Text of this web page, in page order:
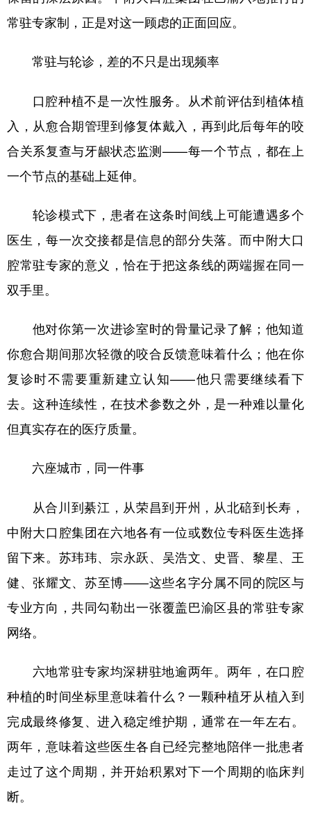
常驻专家制，正是对这一顾虑的正面回应。
常驻与轮诊，差的不只是出现频率
口腔种植不是一次性服务。从术前评估到植体植
入，从愈合期管理到修复体戴入，再到此后每年的咬
合关系复查与牙龈状态监测——每一个节点，都在上
一个节点的基础上延伸。
轮诊模式下，患者在这条时间线上可能遭遇多个
医生，每一次交接都是信息的部分失落。而中附大口
腔常驻专家的意义，恰在于把这条线的两端握在同一
双手里。
他对你第一次进诊室时的骨量记录了解；他知道
你愈合期间那次轻微的咬合反馈意味着什么；他在你
复诊时不需要重新建立认知——他只需要继续看下
去。这种连续性，在技术参数之外，是一种难以量化
但真实存在的医疗质量。
六座城市，同一件事
从合川到綦江，从荣昌到开州，从北碚到长寿，
中附大口腔集团在六地各有一位或数位专科医生选择
留下来。苏玮玮、宗永跃、吴浩文、史晋、黎星、王
健、张耀文、苏至博——这些名字分属不同的院区与
专业方向，共同勾勒出一张覆盖巴渝区县的常驻专家
网络。
六地常驻专家均深耕驻地逾两年。两年，在口腔
种植的时间坐标里意味着什么？一颗种植牙从植入到
完成最终修复、进入稳定维护期，通常在一年左右。
两年，意味着这些医生各自已经完整地陪伴一批患者
走过了这个周期，并开始积累对下一个周期的临床判
断。